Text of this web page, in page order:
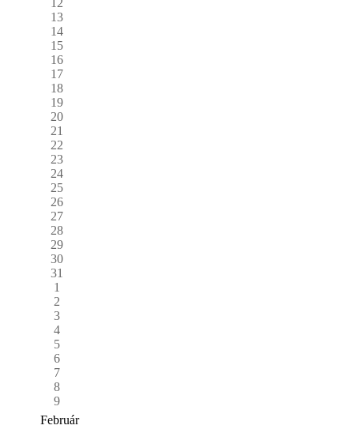
13
14
15
16
17
18
19
20
21
22
23
24
25
26
27
28
29
30
31
1
2
3
4
5
6
7
8
9
Február